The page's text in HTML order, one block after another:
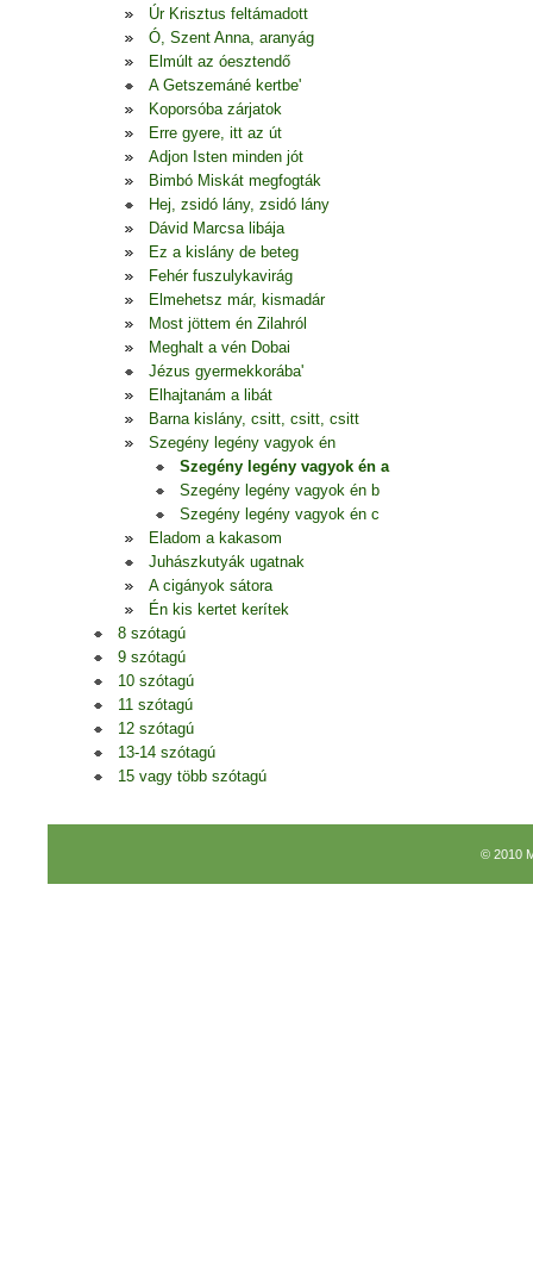
Úr Krisztus feltámadott
Ó, Szent Anna, aranyág
Elmúlt az óesztendő
A Getszemáné kertbe'
Koporsóba zárjatok
Erre gyere, itt az út
Adjon Isten minden jót
Bimbó Miskát megfogták
Hej, zsidó lány, zsidó lány
Dávid Marcsa libája
Ez a kislány de beteg
Fehér fuszulykavirág
Elmehetsz már, kismadár
Most jöttem én Zilahról
Meghalt a vén Dobai
Jézus gyermekkorába'
Elhajtanám a libát
Barna kislány, csitt, csitt, csitt
Szegény legény vagyok én
Szegény legény vagyok én a
Szegény legény vagyok én b
Szegény legény vagyok én c
Eladom a kakasom
Juhászkutyák ugatnak
A cigányok sátora
Én kis kertet kerítek
8 szótagú
9 szótagú
10 szótagú
11 szótagú
12 szótagú
13-14 szótagú
15 vagy több szótagú
© 2010